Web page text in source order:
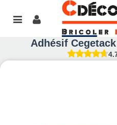
Adhésif